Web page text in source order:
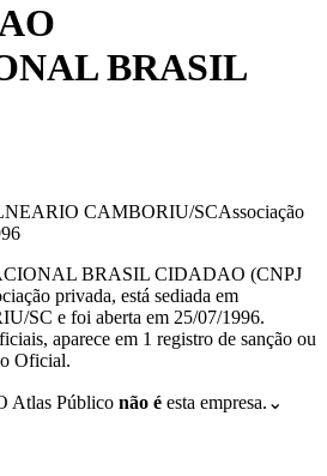
BRASIL
CAMBORIU/SCAssociação
BRASIL CIDADAO (CNPJ
privada, está sediada em
SC e foi aberta em 25/07/1996.
aparece em 1 registro de sanção ou
Oficial.
Atlas Público não éesta empresa. ⌄